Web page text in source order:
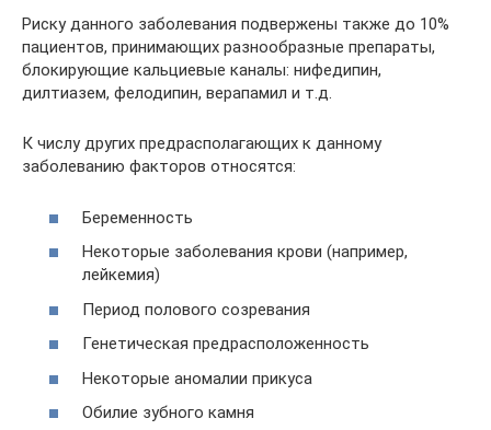
Риску данного заболевания подвержены также до 10%
пациентов, принимающих разнообразные препараты,
блокирующие кальциевые каналы: нифедипин,
дилтиазем, фелодипин, верапамил и т.д.
К числу других предрасполагающих к данному
заболеванию факторов относятся:
Беременность
Некоторые заболевания крови (например,
лейкемия)
Период полового созревания
Генетическая предрасположенность
Некоторые аномалии прикуса
Обилие зубного камня